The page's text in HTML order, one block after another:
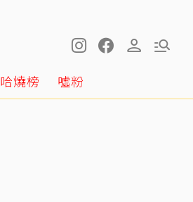
哈燒榜 噓粉